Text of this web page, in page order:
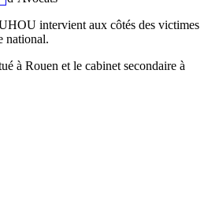
intervient aux côtés des victimes
national.
à Rouen et le cabinet secondaire à